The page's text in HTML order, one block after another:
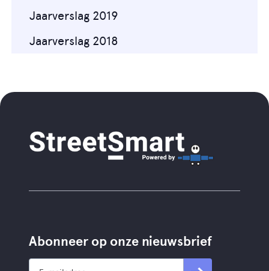
Jaarverslag 2019
Jaarverslag 2018
Abonneer op onze nieuwsbrief